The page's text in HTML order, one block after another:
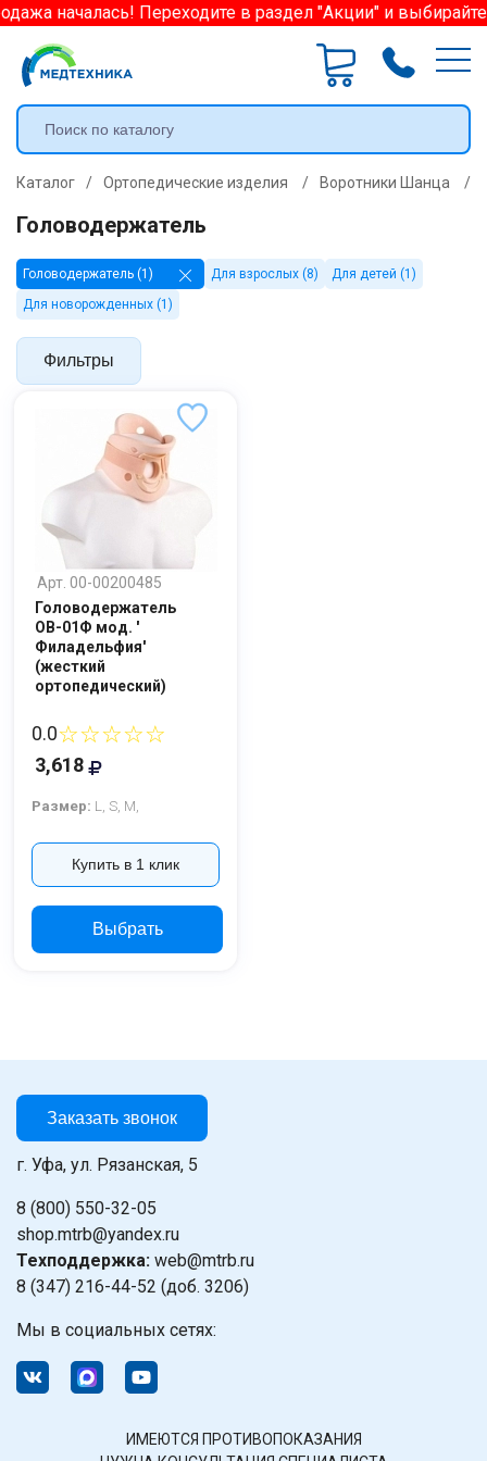
началась! Переходите в раздел "Акции" и
Каталог / Ортопедические изделия / Воротники Шанца /
Головодержатель
Головодержатель (1) Для взрослых (8)
Для детей (1)
Для новорожденных (1)
Фильтры
Арт. 00-00200485
Головодержатель
ОВ-01Ф мод. '
Филадельфия'
(жесткий
ортопедический)
0.0☆☆☆☆☆
3,618
Размер: L, S, M,
Купить в 1 клик
Выбрать
Заказать звонок
г. Уфа, ул. Рязанская, 5
8 (800) 550-32-05
shop.mtrb@yandex.ru
Техподдержка: web@mtrb.ru
8 (347) 216-44-52 (доб. 3206)
Мы в социальных сетях:
ИМЕЮТСЯ ПРОТИВОПОКАЗАНИЯ
Ваше имя
Отправить